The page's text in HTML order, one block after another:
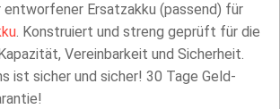
Ersatzakku (passend) für
. Konstruiert und streng geprüft für die
Vereinbarkeit und Sicherheit.
ist sicher und sicher! 30 Tage Geld-